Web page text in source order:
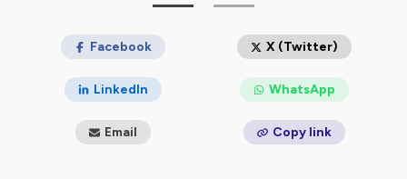
📖Si ce podcast t'a intéressé.e, d'autres pépites
des noms des espèces
(Ulmer 2024).
📖Marc est aussi l'auteur d'
En finir avec les idées
fausses sur le monde Vivant
(Éditions de l'atelier
_______
Facebook X (Twitter)
LinkedIn WhatsApp
Email Copy link